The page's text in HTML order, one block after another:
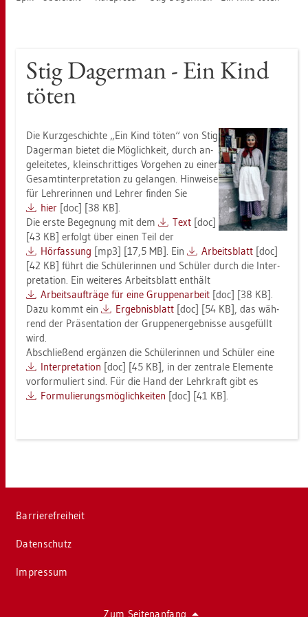
Stig Da­ger­man - Ein Kind
töten
Die Kurz­ge­schich­te „Ein Kind töten“ von Stig
Da­ger­man bie­tet die Mög­lich­keit, durch an­
ge­lei­te­tes, klein­schrit­ti­ges Vor­ge­hen zu einer
Ge­samt­in­ter­pre­ta­ti­on zu ge­lan­gen. Hin­wei­se
für Leh­re­rin­nen und Leh­rer fin­den Sie
hier [doc] [38 KB].
Die erste Be­geg­nung mit dem
Text [doc]
[43 KB] er­folgt über einen Teil der
Hör­fas­sung [mp3] [17,5 MB]. Ein Ar­beits­blatt [doc]
[42 KB] führt die Schü­le­rin­nen und Schü­ler durch die In­ter­
pre­ta­ti­on. Ein wei­te­res Ar­beits­blatt ent­hält
Ar­beits­auf­trä­ge für eine Grup­pen­ar­beit [doc] [38 KB].
Dazu kommt ein
Er­geb­nis­blatt [doc] [54 KB], das wäh­
rend der Prä­sen­ta­ti­on der Grup­pen­er­geb­nis­se aus­ge­füllt
wird.
Ab­schlie­ßend er­gän­zen die Schü­le­rin­nen und Schü­ler eine
In­ter­pre­ta­ti­on [doc] [45 KB], in der zen­tra­le Ele­men­te
vor­for­mu­liert sind. Für die Hand der Lehr­kraft gibt es
For­mu­lie­rungs­mög­lich­kei­ten [doc] [41 KB].
Bar­rie­re­frei­heit
Da­ten­schutz
Im­pres­sum
Zum Sei­ten­an­fang